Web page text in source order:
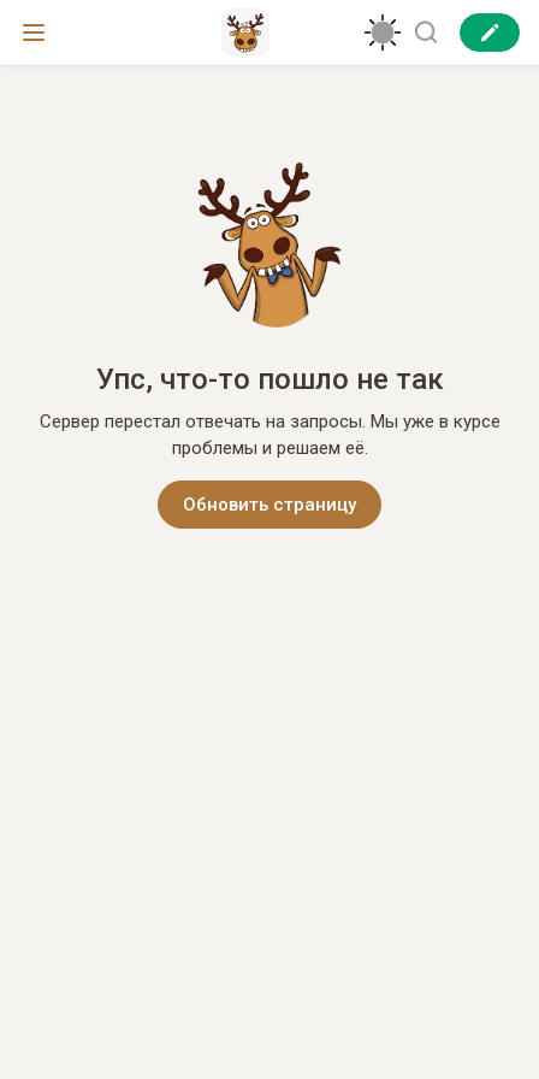
Упс, что-то пошло не так
Сервер перестал отвечать на запросы. Мы уже в курсе
проблемы и решаем её.
Обновить страницу